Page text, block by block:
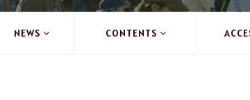
NEWS CONTENTS